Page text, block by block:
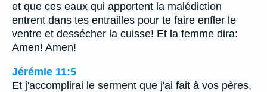
et que ces eaux qui apportent la malédiction
entrent dans tes entrailles pour te faire enfler le
ventre et dessécher la cuisse! Et la femme dira:
Amen! Amen!
Jérémie 11:5
Et j'accomplirai le serment que j'ai fait à vos pères,